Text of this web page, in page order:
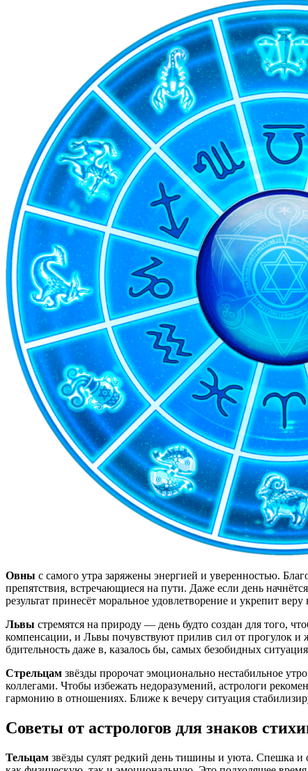
Овны с самого утра заряжены энергией и уверенностью.
препятствия, встречающиеся на пути. Даже если день
результат принесёт моральное удовлетворение и укрепит
Львы стремятся на природу — день будто создан для того,
компенсации, и Львы почувствуют прилив сил от прогулок и
бдительность даже в, казалось бы, самых безобидных
Стрельцам звёзды пророчат эмоционально нестабильное
коллегами. Чтобы избежать недоразумений, астрологи
гармонию в отношениях. Ближе к вечеру ситуация
Советы от астрологов для знаков
Тельцам звёзды сулят редкий день тишины и уюта. Спешка и